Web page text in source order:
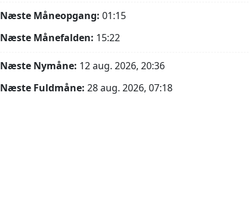
Næste Måneopgang: 01:15
Næste Månefalden: 15:22
Næste Nymåne: 12 aug. 2026, 20:36
Næste Fuldmåne: 28 aug. 2026, 07:18